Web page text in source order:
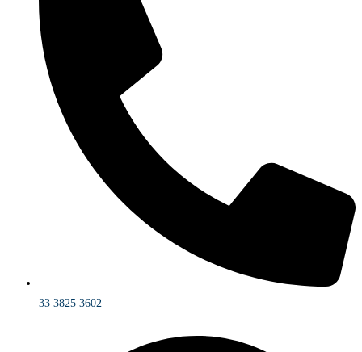
33 3825 3602